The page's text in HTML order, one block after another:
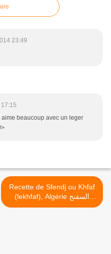
23:49
beaucoup avec un leger
Recette de Sfendj ou Khfaf
(lekhfaf), Algérie السفنج
(الخفاف) (version écrite) >